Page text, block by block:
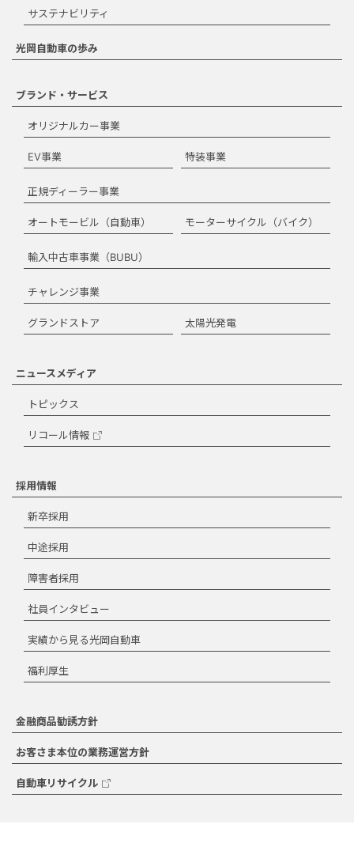
サステナビリティ
光岡自動車の歩み
ブランド・サービス
オリジナルカー事業
EV事業 特装事業
正規ディーラー事業
オートモービル（自動車） モーターサイクル（バイク）
輸入中古車事業（BUBU）
チャレンジ事業
グランドストア 太陽光発電
ニュースメディア
トピックス
リコール情報
採用情報
新卒採用
中途採用
障害者採用
社員インタビュー
実績から見る光岡自動車
福利厚生
金融商品勧誘方針
お客さま本位の業務運営方針
自動車リサイクル